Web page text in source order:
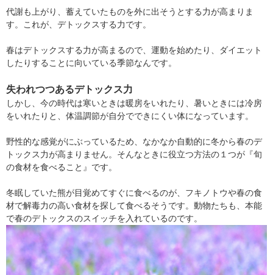
代謝も上がり、蓄えていたものを外に出そうとする力が高まりま
す。これが、デトックスする力です。
春はデトックスする力が高まるので、運動を始めたり、ダイエット
したりすることに向いている季節なんです。
失われつつあるデトックス力
しかし、今の時代は寒いときは暖房をいれたり、暑いときには冷房
をいれたりと、体温調節が自分でできにくい体になっています。
野性的な感覚がにぶっているため、なかなか自動的に冬から春のデ
トックス力が高まりません。そんなときに役立つ方法の１つが『旬
の食材を食べること』です。
冬眠していた熊が目覚めてすぐに食べるのが、フキノトウや春の食
材で解毒力の高い食材を探して食べるそうです。動物たちも、本能
で春のデトックスのスイッチを入れているのです。